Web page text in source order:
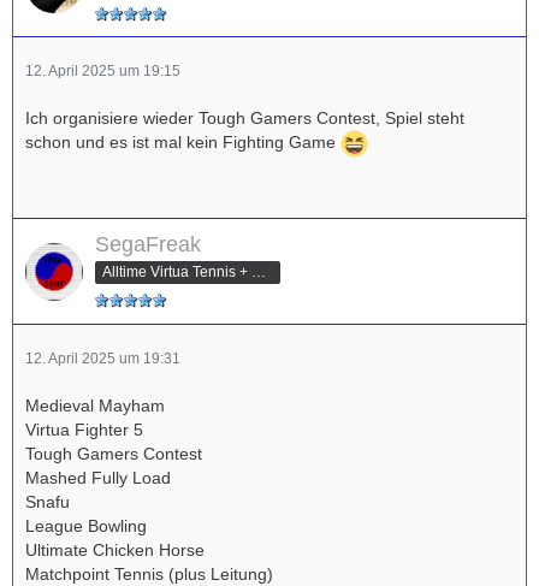
12. April 2025 um 19:15
Ich organisiere wieder Tough Gamers Contest, Spiel steht
schon und es ist mal kein Fighting Game
SegaFreak
Alltime Virtua Tennis + Pokemon Tekken Champ
12. April 2025 um 19:31
Medieval Mayham
Virtua Fighter 5
Tough Gamers Contest
Mashed Fully Load
Snafu
League Bowling
Ultimate Chicken Horse
Matchpoint Tennis (plus Leitung)